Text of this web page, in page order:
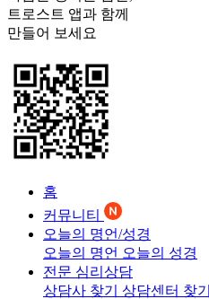
트로스트 앱과 함께
만들어 보세요
홈
커뮤니티
오늘의 명언/성경
오늘의 명언 오늘의 성경
전문 심리상담
상담사 찾기 상담센터 찾기